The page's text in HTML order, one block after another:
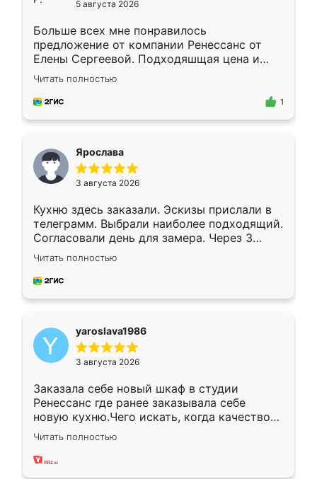
5 августа 2026
Больше всех мне понравилось
предложение от компании Ренессанс от
Елены Сергеевой. Подходяшщая цена и
короткие сроки изготовления. Приехавший
для замера сотрудник Владислав
предложил по моему эскизу самый
Читать полностью
1
Ярослава
3 августа 2026
Кухню здесь заказали. Эскизы прислали в
телеграмм. Выбрали наиболее подходящий.
Согласовали день для замера. Через 3
недели кухня была уже готова. Остались
довольны работой. Спасибо Ренессанс
мебель за качественную работу!
Читать полностью
yaroslava1986
3 августа 2026
Заказала себе новый шкаф в студии
Ренессанс где ранее заказывала себе
новую кухню.Чего искать, когда качеством
вполне довольна. Служит кухня уже почти
два года, нареканий нет.
Читать полностью